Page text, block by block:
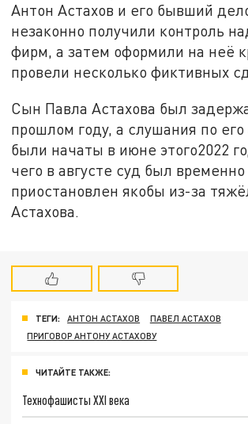
Антон Астахов и его бывший
незаконно получили контроль
фирм, а затем оформили на неё
провели несколько фиктивных
Сын Павла Астахова был
прошлом году, а слушания по
были начаты в июне этого2022
чего в августе суд был временно
приостановлен якобы из-за
Астахова.
ТЕГИ: АНТОН АСТАХОВ
ПАВЕЛ АСТАХОВ
ПРИГОВОР АНТОНУ АСТАХОВУ
ЧИТАЙТЕ ТАКЖЕ:
Технофашисты XXI века